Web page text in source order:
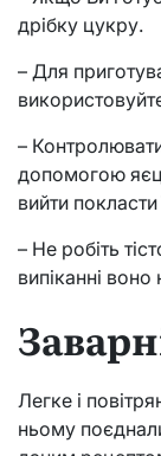
дрібку цукру.
– Для
–
допомогою
вийти
– Не робіть
випіканні воно
Легке і
ньому